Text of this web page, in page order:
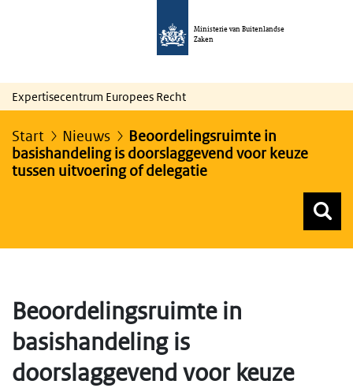
Ministerie van Buitenlandse
Zaken
Expertisecentrum Europees Recht
Start Nieuws
Beoordelingsruimte in
basishandeling is doorslaggevend voor keuze
tussen uitvoering of delegatie
Beoordelingsruimte in
basishandeling is
doorslaggevend voor keuze